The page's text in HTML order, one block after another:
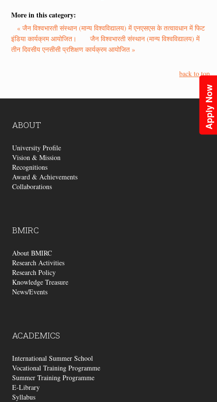
Apply Now
More in this category:
« जैन विश्वभारती संस्थान (मान्य विश्वविद्यालय) में एनएसएस के तत्वावधान में फिट
इंडिया कार्यक्रम आयोजित।
जैन विश्वभारती संस्थान (मान्य विश्वविद्यालय) में
तीन दिवसीय एनसीसी प्रशिक्षण कार्यक्रम आयोजित »
back to top
ABOUT
University Profile
Vision & Mission
Recognitions
Award & Achievements
Collaborations
BMIRC
About BMIRC
Research Activities
Research Policy
Knowledge Treasure
News/Events
ACADEMICS
International Summer School
Vocational Training Programme
Summer Training Programme
E-Library
Syllabus